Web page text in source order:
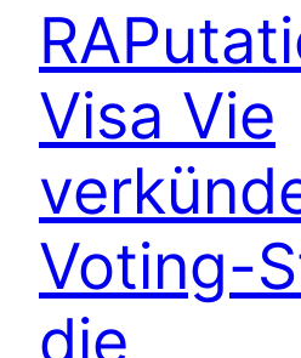
Visa Vie
Voting-
die